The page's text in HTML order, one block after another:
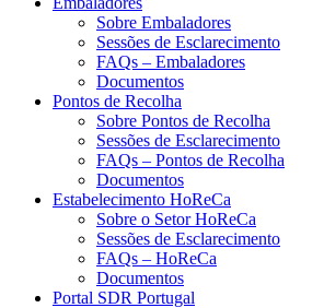
Sobre Embaladores
Sessões de Esclarecimento
FAQs – Embaladores
Documentos
Pontos de Recolha
Sobre Pontos de Recolha
Sessões de Esclarecimento
FAQs – Pontos de Recolha
Documentos
Estabelecimento HoReCa
Sobre o Setor HoReCa
Sessões de Esclarecimento
FAQs – HoReCa
Documentos
Portal SDR Portugal